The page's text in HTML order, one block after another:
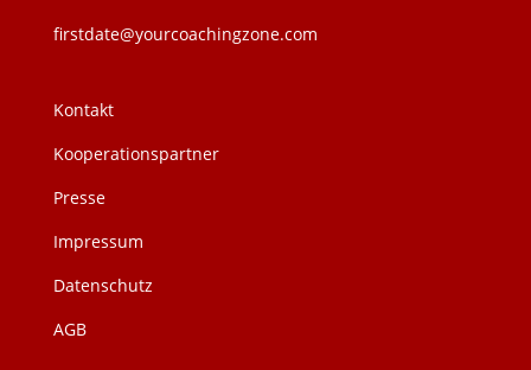
firstdate@yourcoachingzone.com
Kontakt
Kooperationspartner
Presse
Impressum
Datenschutz
AGB